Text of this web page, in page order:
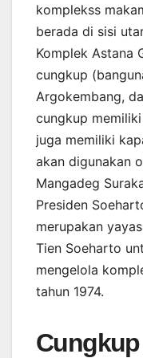
komplekss
berada di sisi
Komplek Astana
cungkup
Argokembang,
cungkup
juga memiliki
akan digunakan
Mangadeg
Presiden
merupakan
Tien Soeharto
mengelola
tahun 1974.